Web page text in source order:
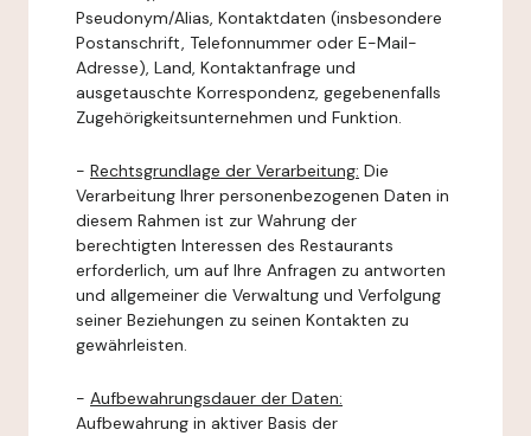
Pseudonym/Alias, Kontaktdaten (insbesondere
Postanschrift, Telefonnummer oder E-Mail-
Adresse), Land, Kontaktanfrage und
ausgetauschte Korrespondenz, gegebenenfalls
Zugehörigkeitsunternehmen und Funktion.
- Rechtsgrundlage der Verarbeitung: Die
Verarbeitung Ihrer personenbezogenen Daten in
diesem Rahmen ist zur Wahrung der
berechtigten Interessen des Restaurants
erforderlich, um auf Ihre Anfragen zu antworten
und allgemeiner die Verwaltung und Verfolgung
seiner Beziehungen zu seinen Kontakten zu
gewährleisten.
- Aufbewahrungsdauer der Daten:
Aufbewahrung in aktiver Basis der